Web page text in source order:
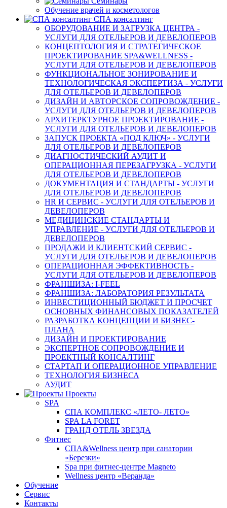
Обучение врачей и косметологов
СПА консалтинг
ОБОРУДОВАНИЕ И ЗАГРУЗКА ЦЕНТРА -
УСЛУГИ ДЛЯ ОТЕЛЬЕРОВ И ДЕВЕЛОПЕРОВ
КОНЦЕПТОЛОГИЯ И СТРАТЕГИЧЕСКОЕ
ПРОЕКТИРОВАНИЕ SPA&WELLNESS -
УСЛУГИ ДЛЯ ОТЕЛЬЕРОВ И ДЕВЕЛОПЕРОВ
ФУНКЦИОНАЛЬНОЕ ЗОНИРОВАНИЕ И
ТЕХНОЛОГИЧЕСКАЯ ЭКСПЕРТИЗА - УСЛУГИ
ДЛЯ ОТЕЛЬЕРОВ И ДЕВЕЛОПЕРОВ
ДИЗАЙН И АВТОРСКОЕ СОПРОВОЖДЕНИЕ -
УСЛУГИ ДЛЯ ОТЕЛЬЕРОВ И ДЕВЕЛОПЕРОВ
АРХИТЕРКТУРНОЕ ПРОЕКТИРОВАНИЕ -
УСЛУГИ ДЛЯ ОТЕЛЬЕРОВ И ДЕВЕЛОПЕРОВ
ЗАПУСК ПРОЕКТА «ПОД КЛЮЧ» - УСЛУГИ
ДЛЯ ОТЕЛЬЕРОВ И ДЕВЕЛОПЕРОВ
ДИАГНОСТИЧЕСКИЙ АУДИТ И
ОПЕРАЦИОННАЯ ПЕРЕЗАГРУЗКА - УСЛУГИ
ДЛЯ ОТЕЛЬЕРОВ И ДЕВЕЛОПЕРОВ
ДОКУМЕНТАЦИЯ И СТАНДАРТЫ - УСЛУГИ
ДЛЯ ОТЕЛЬЕРОВ И ДЕВЕЛОПЕРОВ
HR И СЕРВИС - УСЛУГИ ДЛЯ ОТЕЛЬЕРОВ И
ДЕВЕЛОПЕРОВ
МЕДИЦИНСКИЕ СТАНДАРТЫ И
УПРАВЛЕНИЕ - УСЛУГИ ДЛЯ ОТЕЛЬЕРОВ И
ДЕВЕЛОПЕРОВ
ПРОДАЖИ И КЛИЕНТСКИЙ СЕРВИС -
УСЛУГИ ДЛЯ ОТЕЛЬЕРОВ И ДЕВЕЛОПЕРОВ
ОПЕРАЦИОННАЯ ЭФФЕКТИВНОСТЬ -
УСЛУГИ ДЛЯ ОТЕЛЬЕРОВ И ДЕВЕЛОПЕРОВ
ФРАНШИЗА: I-FEEL
ФРАНШИЗА: ЛАБОРАТОРИЯ РЕЗУЛЬТАТА
ИНВЕСТИЦИОННЫЙ БЮДЖЕТ И ПРОСЧЕТ
ОСНОВНЫХ ФИНАНСОВЫХ ПОКАЗАТЕЛЕЙ
РАЗРАБОТКА КОНЦЕПЦИИ И БИЗНЕС-
ПЛАНА
ДИЗАЙН И ПРОЕКТИРОВАНИЕ
ЭКСПЕРТНОЕ СОПРОВОЖДЕНИЕ И
ПРОЕКТНЫЙ КОНСАЛТИНГ
СТАРТАП И ОПЕРАЦИОННОЕ УПРАВЛЕНИЕ
ТЕХНОЛОГИЯ БИЗНЕСА
АУДИТ
Проекты
SPA
СПА КОМПЛЕКС «ЛЕТО- ЛЕТО»
SPA LA FORET
ГРАНД ОТЕЛЬ ЗВЕЗДА
Фитнес
СПА&Wellness центр при санатории
«Березки»
Spa при фитнес-центре Magneto
Wellness центр «Веранда»
Обучение
Сервис
Контакты